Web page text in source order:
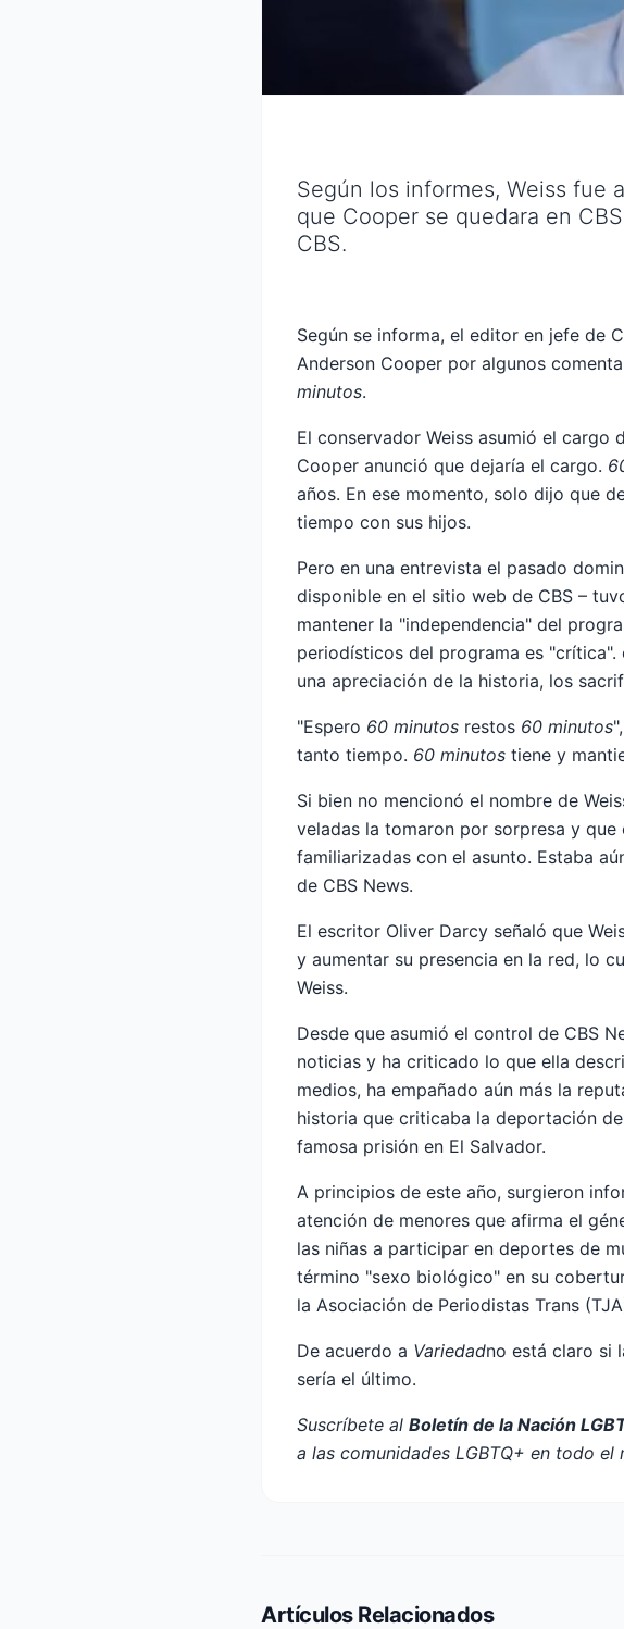
Según los informes, Weiss fue
que Cooper se quedara en
CBS.
Según se informa, el editor en jefe de
Anderson Cooper por algunos
minutos.
El conservador Weiss asumió el cargo
Cooper anunció que dejaría el cargo.
años. En ese momento, solo dijo que
tiempo con sus hijos.
Pero en una entrevista el pasado
disponible en el sitio web de CBS –
mantener la "independencia" del
periodísticos del programa es "crítica".
una apreciación de la historia, los
"Espero 60 minutos restos 60 minutos
tanto tiempo. 60 minutos tiene y
Si bien no mencionó el nombre de
veladas la tomaron por sorpresa y que
familiarizadas con el asunto. Estaba
de CBS News.
El escritor Oliver Darcy señaló que
y aumentar su presencia en la red, lo
Weiss.
Desde que asumió el control de CBS
noticias y ha criticado lo que ella
medios, ha empañado aún más la
historia que criticaba la deportación
famosa prisión en El Salvador.
A principios de este año, surgieron
atención de menores que afirma el
las niñas a participar en deportes de
término "sexo biológico" en su
la Asociación de Periodistas Trans
De acuerdo a Variedadno está claro si
sería el último.
Suscríbete al Boletín de la Nación
a las comunidades LGBTQ+ en todo el
Artículos Relacionados